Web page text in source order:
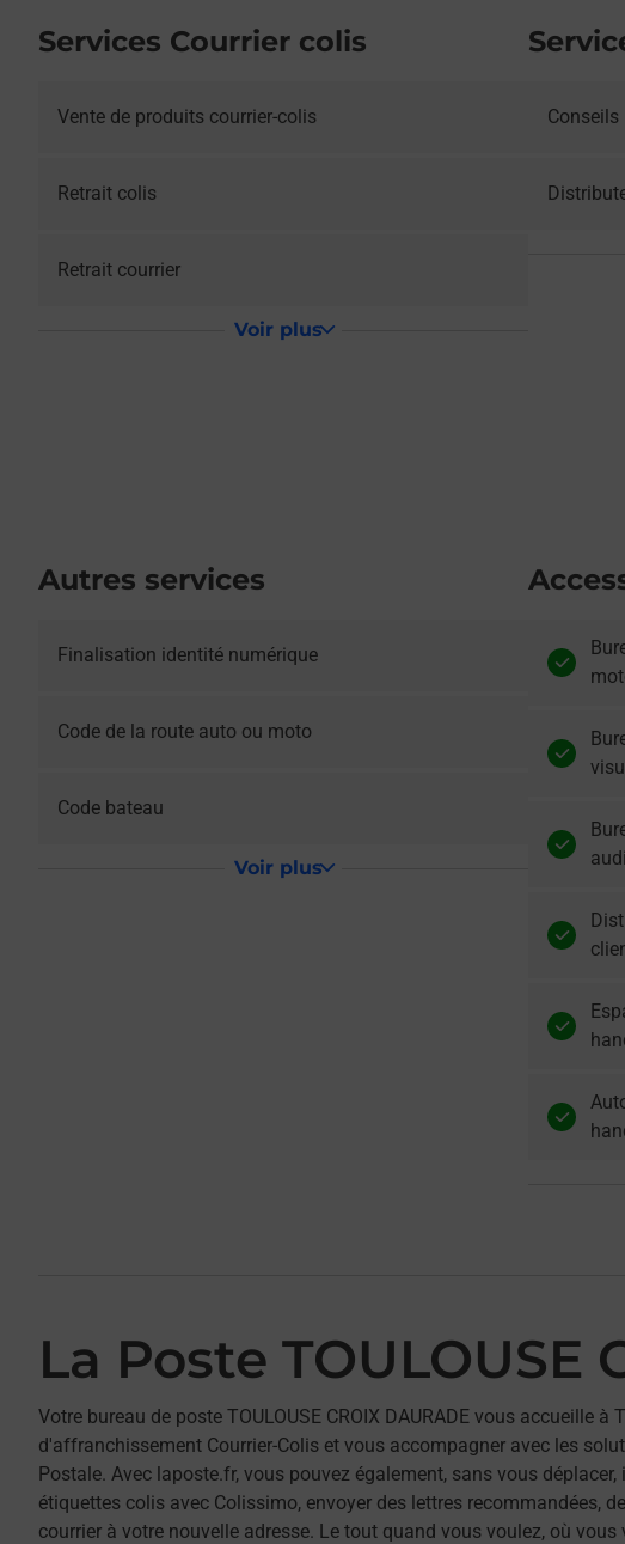
Services Courrier colis
Vente de produits courrier-colis
Retrait colis
Retrait courrier
Voir plus
Conseils
Autres services
Finalisation identité numérique
Code de la route auto ou moto
Code bateau
Voir plus
La Poste TOULOUSE
Votre bureau de poste TOULOUSE CROIX DAURADE vous accueille à
d'affranchissement Courrier-Colis et vous accompagner avec les
Postale. Avec laposte.fr, vous pouvez également, sans vous
étiquettes colis avec Colissimo, envoyer des lettres recommandées,
courrier à votre nouvelle adresse. Le tout quand vous voulez, où vous